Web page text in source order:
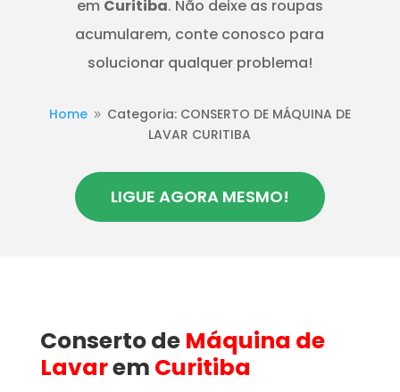
em Curitiba. Não deixe as roupas
acumularem, conte conosco para
solucionar qualquer problema!
Home 9 Categoria: CONSERTO DE MÁQUINA DE
LAVAR CURITIBA
LIGUE AGORA MESMO!
Conserto de Máquina de
Lavarem Curitiba